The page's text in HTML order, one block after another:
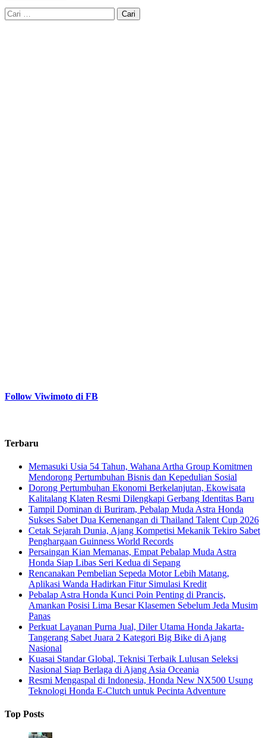
Cari
untuk:
Follow Viwimoto di FB
Terbaru
Memasuki Usia 54 Tahun, Wahana Artha Group Komitmen
Mendorong Pertumbuhan Bisnis dan Kepedulian Sosial
Dorong Pertumbuhan Ekonomi Berkelanjutan, Ekowisata
Kalitalang Klaten Resmi Dilengkapi Gerbang Identitas Baru
Tampil Dominan di Buriram, Pebalap Muda Astra Honda
Sukses Sabet Dua Kemenangan di Thailand Talent Cup 2026
Cetak Sejarah Dunia, Ajang Kompetisi Mekanik Tekiro Sabet
Penghargaan Guinness World Records
Persaingan Kian Memanas, Empat Pebalap Muda Astra
Honda Siap Libas Seri Kedua di Sepang
Rencanakan Pembelian Sepeda Motor Lebih Matang,
Aplikasi Wanda Hadirkan Fitur Simulasi Kredit
Pebalap Astra Honda Kunci Poin Penting di Prancis,
Amankan Posisi Lima Besar Klasemen Sebelum Jeda Musim
Panas
Perkuat Layanan Purna Jual, Diler Utama Honda Jakarta-
Tangerang Sabet Juara 2 Kategori Big Bike di Ajang
Nasional
Kuasai Standar Global, Teknisi Terbaik Lulusan Seleksi
Nasional Siap Berlaga di Ajang Asia Oceania
Resmi Mengaspal di Indonesia, Honda New NX500 Usung
Teknologi Honda E-Clutch untuk Pecinta Adventure
Top Posts